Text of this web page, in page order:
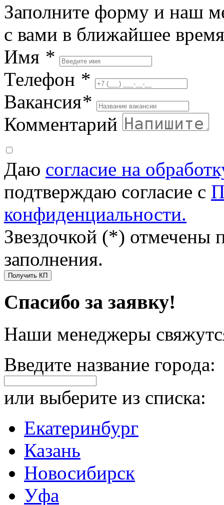
Заполните форму и наш
с вами в ближайшее время
Имя *
Телефон *
Вакансия*
Комментарий
Даю согласие на
подтверждаю согласие с
конфиденциальности.
Звездочкой (*) отмечены
заполнения.
Получить КП
Спасибо за заявку!
Наши менеджеры
Введите название города:
или выберите из списка:
Екатеринбург
Казань
Новосибирск
Уфа